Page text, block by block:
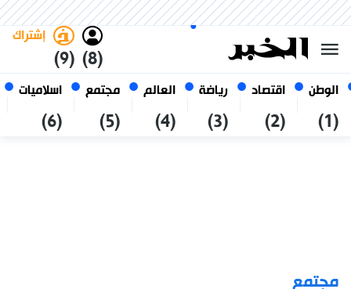
الوطن
(1)
اقتصاد
(2)
رياضة
(3)
العالم
(4)
مجتمع
(5)
اسلاميات
(6)
(8)
إشتراك
(9)
أغسطس 2026
الجزائر
مجتمع